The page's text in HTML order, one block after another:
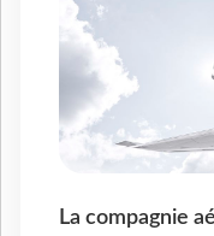
La compagnie